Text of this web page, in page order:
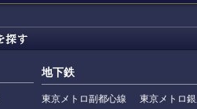
地下鉄
東京メトロ副都心線
東京メトロ